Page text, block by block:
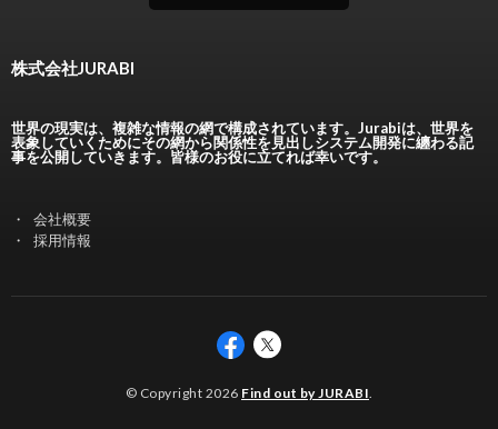
株式会社JURABI
世界の現実は、複雑な情報の網で構成されています。Jurabiは、世界を
表象していくためにその網から関係性を見出しシステム開発に纏わる記
事を公開していきます。皆様のお役に立てれば幸いです。
会社概要
採用情報
© Copyright 2026 Find out by JURABI.